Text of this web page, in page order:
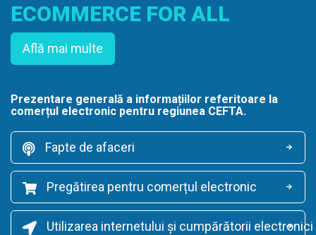
ECOMMERCE FOR ALL
Află mai multe
Prezentare generală a informațiilor referitoare la
comerțul electronic pentru regiunea CEFTA.
Fapte de afaceri
Pregătirea pentru comerțul electronic
Utilizarea internetului și cumpărătorii electronici